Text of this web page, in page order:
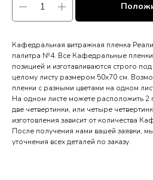
Кафедральная витражная пленка
палитра №4. Все Кафедральные пленки
позицией и изготавливаются строго
целому листу размером 50х70 см.
пленки с разными цветами на одном
На одном листе можете расположить 2
две четвертинки, или четыре
изготовления зависит от количества
После получения нами вашей заявки,
уточнения всех деталей по заказу.